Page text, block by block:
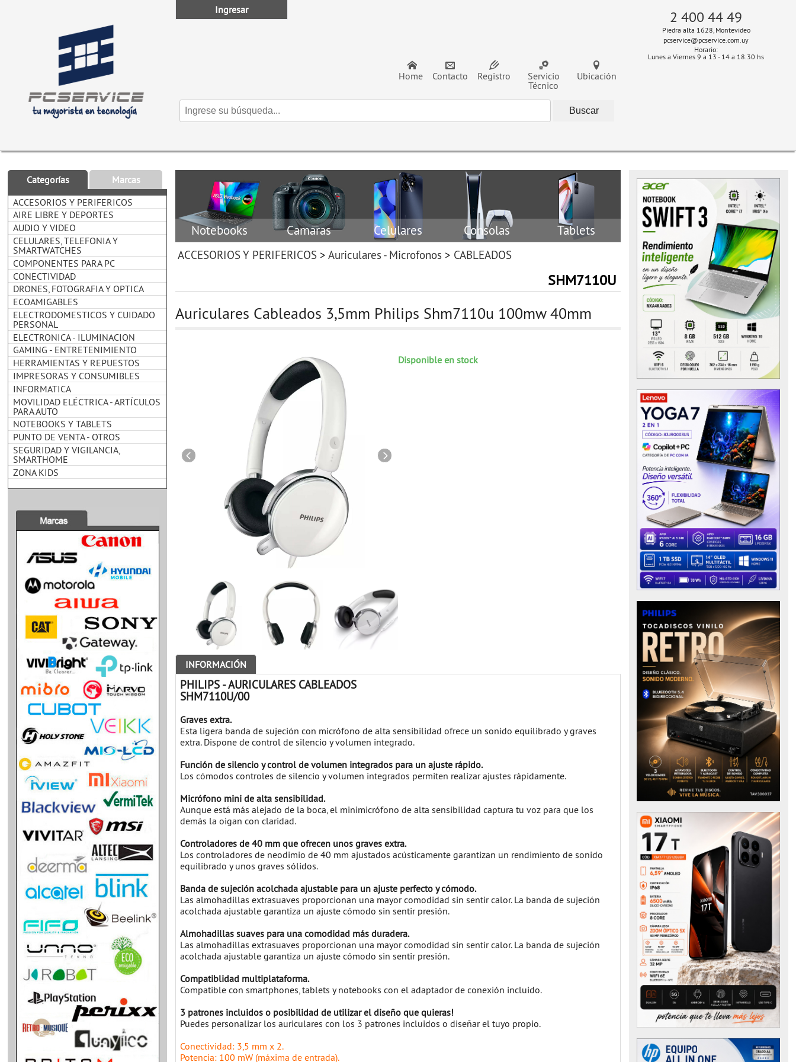
Ubicación
Servicio
Técnico
Registro
Contacto
Home
Ingresar 2 400 44 49
Piedra alta 1628, Montevideo
pcservice@pcservice.com.uy
Horario:
Lunes a Viernes 9 a 13 - 14 a 18.30 hs
Categorías
Marcas
ACCESORIOS Y PERIFERICOS
AIRE LIBRE Y DEPORTES
AUDIO Y VIDEO
CELULARES, TELEFONIA Y
SMARTWATCHES
COMPONENTES PARA PC
CONECTIVIDAD
DRONES, FOTOGRAFIA Y OPTICA
ECOAMIGABLES
ELECTRODOMESTICOS Y CUIDADO
PERSONAL
ELECTRONICA - ILUMINACION
GAMING - ENTRETENIMIENTO
HERRAMIENTAS Y REPUESTOS
IMPRESORAS Y CONSUMIBLES
INFORMATICA
MOVILIDAD ELÉCTRICA - ARTÍCULOS
PARA AUTO
NOTEBOOKS Y TABLETS
PUNTO DE VENTA - OTROS
SEGURIDAD Y VIGILANCIA,
SMARTHOME
ZONA KIDS
Notebooks Camaras Celulares Consolas Tablets
ACCESORIOS Y PERIFERICOS > Auriculares - Microfonos > CABLEADOS
SHM7110U
Auriculares Cableados 3,5mm Philips Shm7110u 100mw 40mm
Disponible en stock
INFORMACIÓN
PHILIPS - AURICULARES CABLEADOS
SHM7110U/00
Graves extra.
Esta ligera banda de sujeción con micrófono de alta sensibilidad ofrece un sonido equilibrado y graves
extra. Dispone de control de silencio y volumen integrado.
Función de silencio y control de volumen integrados para un ajuste rápido.
Los cómodos controles de silencio y volumen integrados permiten realizar ajustes rápidamente.
Micrófono mini de alta sensibilidad.
Aunque está más alejado de la boca, el minimicrófono de alta sensibilidad captura tu voz para que los
demás la oigan con claridad.
Controladores de 40 mm que ofrecen unos graves extra.
Los controladores de neodimio de 40 mm ajustados acústicamente garantizan un rendimiento de sonido
equilibrado y unos graves sólidos.
Banda de sujeción acolchada ajustable para un ajuste perfecto y cómodo.
Las almohadillas extrasuaves proporcionan una mayor comodidad sin sentir calor. La banda de sujeción
acolchada ajustable garantiza un ajuste cómodo sin sentir presión.
Almohadillas suaves para una comodidad más duradera.
Las almohadillas extrasuaves proporcionan una mayor comodidad sin sentir calor. La banda de sujeción
acolchada ajustable garantiza un ajuste cómodo sin sentir presión.
Compatiblidad multiplataforma.
Compatible con smartphones, tablets y notebooks con el adaptador de conexión incluido.
3 patrones incluidos o posibilidad de utilizar el diseño que quieras!
Puedes personalizar los auriculares con los 3 patrones incluidos o diseñar el tuyo propio.
Conectividad: 3,5 mm x 2.
Potencia: 100 mW (máxima de entrada).